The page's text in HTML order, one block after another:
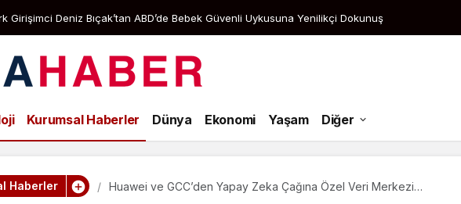
Girişimci Deniz Bıçak’tan ABD’de Bebek Güvenli Uykusuna Yenilikçi Dokunuş
Kurumsal Haberler Dünya Ekonomi Yaşam Diğer
Haberler
Huawei ve GCC’den Yapay Zeka Çağına Özel Veri Merkezi